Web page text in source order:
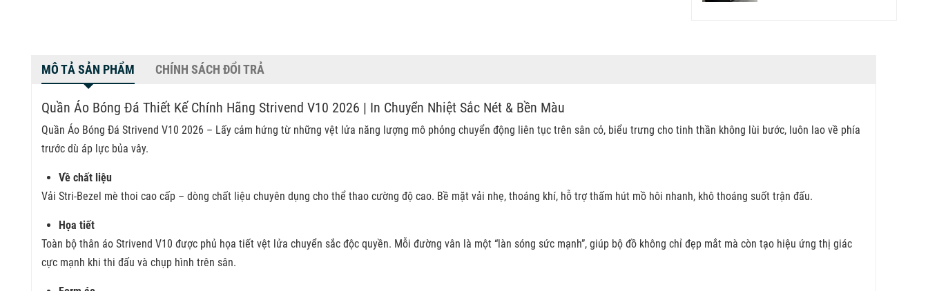
MÔ TẢ SẢN PHẨM CHÍNH SÁCH ĐỔI TRẢ
Quần Áo Bóng Đá Thiết Kế Chính Hãng Strivend V10 2026 | In Chuyển Nhiệt Sắc Nét & Bền Màu
Quần Áo Bóng Đá Strivend V10 2026 – Lấy cảm hứng từ những vệt lửa năng lượng mô phỏng chuyển động liên tục trên sân cỏ, biểu trưng cho tinh thần không lùi bước, luôn lao về phía
trước dù áp lực bủa vây.
Về chất liệu
Vải Stri-Bezel mè thoi cao cấp – dòng chất liệu chuyên dụng cho thể thao cường độ cao. Bề mặt vải nhẹ, thoáng khí, hỗ trợ thấm hút mồ hôi nhanh, khô thoáng suốt trận đấu.
Họa tiết
Toàn bộ thân áo Strivend V10 được phủ họa tiết vệt lửa chuyển sắc độc quyền. Mỗi đường vân là một “làn sóng sức mạnh”, giúp bộ đồ không chỉ đẹp mắt mà còn tạo hiệu ứng thị giác
cực mạnh khi thi đấu và chụp hình trên sân.